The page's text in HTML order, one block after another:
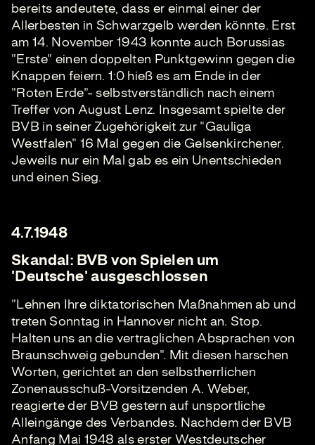
bereits andeutete, dass er einmal einer der
Allerbesten in Schwarzgelb werden könnte. Erst
am 14. November 1943 konnte auch Borussias
"Erste" einen doppelten Punktgewinn gegen die
Knappen feiern. 1:0 hieß es am Ende in der
"Roten Erde"- selbstverständlich nach einem
Treffer von August Lenz. Insgesamt spielte der
BVB in seiner Zugehörigkeit zur "Gauliga
Westfalen" 16 Mal gegen die Gelsenkirchener.
Jeweils nur ein Mal gab es ein Unentschieden
und einen Sieg.
4.7.1948
Skandal: BVB von Spielen um
'Deutsche' ausgeschlossen
"Lehnen Ihre diktatorischen Maßnahmen ab und
treten Sonntag in Hannover nicht an. Stop.
Halten uns an die vertraglichen Absprachen von
Braunschweig gebunden". Mit diesen harschen
Worten, gerichtet an den selbstherrlichen
Zonenausschuß-Vorsitzenden A. Weber,
reagierte der BVB gestern auf unsportliche
Alleingänge des Verbandes. Nachdem der BVB
Anfang Mai 1948 als erster Westdeutscher